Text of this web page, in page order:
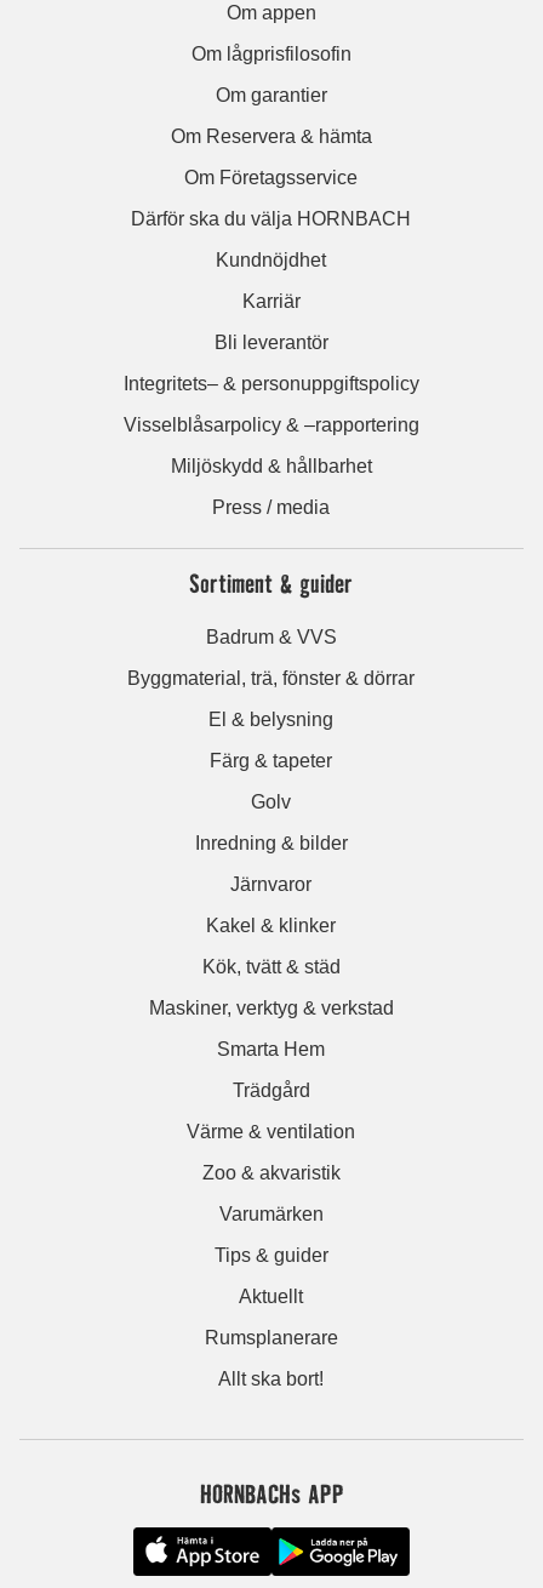
Om appen
Om lågprisfilosofin
Om garantier
Om Reservera & hämta
Om Företagsservice
Därför ska du välja HORNBACH
Kundnöjdhet
Karriär
Bli leverantör
Integritets– & personuppgiftspolicy
Visselblåsarpolicy & –rapportering
Miljöskydd & hållbarhet
Press / media
Sortiment & guider
Badrum & VVS
Byggmaterial, trä, fönster & dörrar
El & belysning
Färg & tapeter
Golv
Inredning & bilder
Järnvaror
Kakel & klinker
Kök, tvätt & städ
Maskiner, verktyg & verkstad
Smarta Hem
Trädgård
Värme & ventilation
Zoo & akvaristik
Varumärken
Tips & guider
Aktuellt
Rumsplanerare
Allt ska bort!
HORNBACHs APP